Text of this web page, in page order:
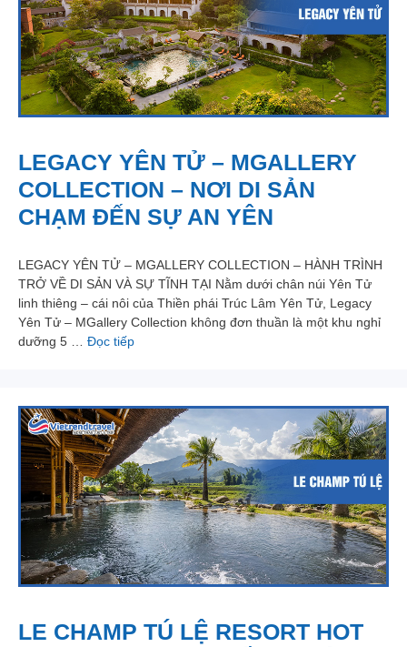
LEGACY YÊN TỬ – MGALLERY
COLLECTION – NƠI DI SẢN
CHẠM ĐẾN SỰ AN YÊN
LEGACY YÊN TỬ – MGALLERY COLLECTION – HÀNH TRÌNH
TRỞ VỀ DI SẢN VÀ SỰ TĨNH TẠI Nằm dưới chân núi Yên Tử
linh thiêng – cái nôi của Thiền phái Trúc Lâm Yên Tử, Legacy
Yên Tử – MGallery Collection không đơn thuần là một khu nghỉ
dưỡng 5 … Đọc tiếp
LE CHAMP TÚ LỆ RESORT HOT